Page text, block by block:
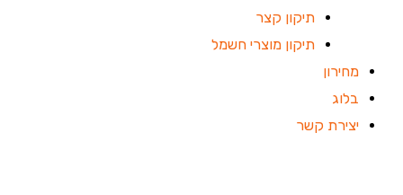
תיקון קצר
תיקון מוצרי חשמל
מחירון
בלוג
יצירת קשר